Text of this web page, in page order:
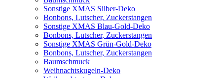
Sonstige XMAS Silber-Deko
Bonbons, Lutscher, Zuckerstangen
Sonstige XMAS Blau-Gold-Deko
Bonbons, Lutscher, Zuckerstangen
Sonstige XMAS Grün-Gold-Deko
Bonbons, Lutscher, Zuckerstangen
Baumschmuck
Weihnachtskugeln-Deko